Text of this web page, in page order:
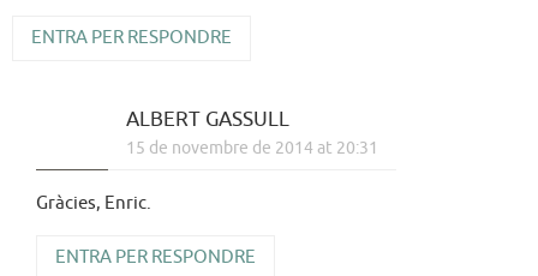
ENTRA PER RESPONDRE
ALBERT GASSULL
15 de novembre de 2014 at 20:31
Gràcies, Enric.
ENTRA PER RESPONDRE